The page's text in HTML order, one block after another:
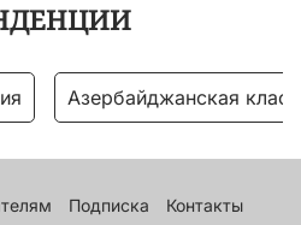
Азербайджанская
Подписка Контакты